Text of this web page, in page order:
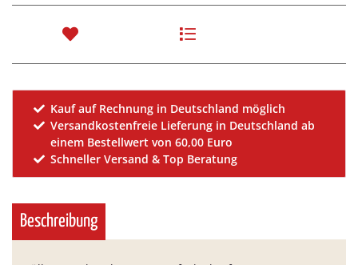
Kauf auf Rechnung in Deutschland möglich
Versandkostenfreie Lieferung in Deutschland ab
einem Bestellwert von 60,00 Euro
Schneller Versand & Top Beratung
Beschreibung